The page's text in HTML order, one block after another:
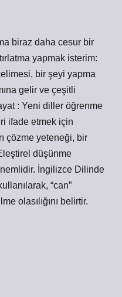
biraz daha cesur bir
yapmak isterim:
bir şeyi yapma
gelir ve çeşitli
: Yeni diller öğrenme
ifade etmek için
çözme yeteneği, bir
düşünme
İngilizce Dilinde
“can”
olasılığını belirtir.